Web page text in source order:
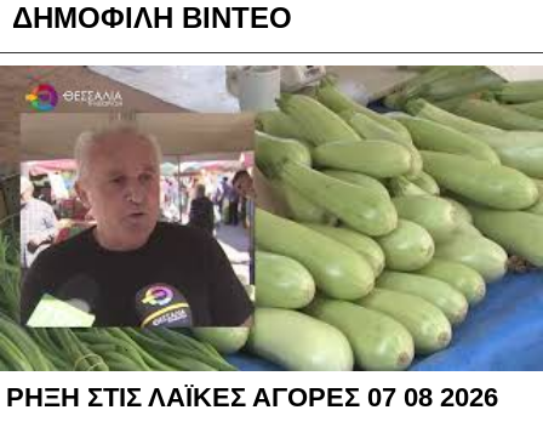
ΔΗΜΟΦΙΛΗ ΒΙΝΤΕΟ
ΡΗΞΗ ΣΤΙΣ ΛΑΪΚΕΣ ΑΓΟΡΕΣ 07 08 2026